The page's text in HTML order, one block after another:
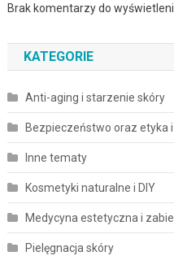
Brak komentarzy do
KATEGORIE
Anti-aging i starzenie skóry
Bezpieczeństwo oraz etyka
Inne tematy
Kosmetyki naturalne i DIY
Medycyna estetyczna i
Pielęgnacja skóry